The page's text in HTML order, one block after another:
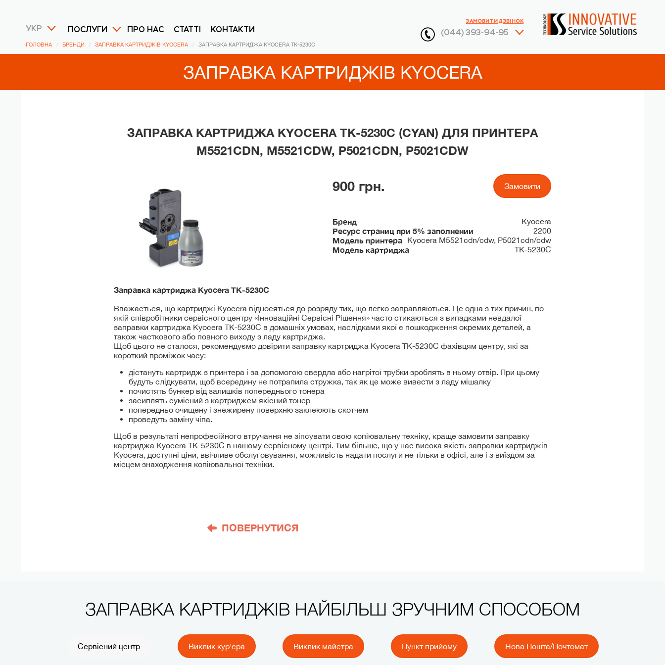
УКР ПОСЛУГИ ПРО НАС СТАТТІ КОНТАКТИ (044) 393-94-95
ЗАМОВИТИ ДЗВІНОК
ГОЛОВНА БРЕНДИ ЗАПРАВКА КАРТРИДЖІВ KYOCERA ЗАПРАВКА КАРТРИДЖА KYOCERA TK-5230C
ЗАПРАВКА КАРТРИДЖІВ KYOCERA
ЗАПРАВКА КАРТРИДЖА KYOCERA TK-5230C (CYAN) ДЛЯ ПРИНТЕРА
M5521CDN, M5521CDW, P5021CDN, P5021CDW
900 грн. Замовити
Бренд Kyocera
Ресурс страниц при 5% заполнении 2200
Модель принтера Kyocera M5521cdn/cdw, P5021cdn/cdw
Модель картриджа TK-5230C
Заправка картриджа Kyocera TK-5230C
Вважається, що картриджі Kyocera відносяться до розряду тих, що легко заправляються. Це одна з тих причин, по
якій співробітники сервісного центру «Інноваційні Сервісні Рішення» часто стикаються з випадками невдалої
заправки картриджа Kyocera TK-5230C в домашніх умовах, наслідками якої є пошкодження окремих деталей, а
також часткового або повного виходу з ладу картриджа.
Щоб цього не сталося, рекомендуємо довірити заправку картриджа Kyocera TK-5230C фахівцям центру, які за
короткий проміжок часу:
дістануть картридж з принтера і за допомогою свердла або нагрітої трубки зроблять в ньому отвір. При цьому
будуть слідкувати, щоб всередину не потрапила стружка, так як це може вивести з ладу мішалку
почистять бункер від залишків попереднього тонера
засиплять сумісний з картриджем якісний тонер
попередньо очищену і знежирену поверхню заклеюють скотчем
проведуть заміну чіпа.
Щоб в результаті непрофесійного втручання не зіпсувати свою копіювальну техніку, краще замовити заправку
картриджа Kyocera TK-5230C в нашому сервісному центрі. Тим більше, що у нас висока якість заправки картриджів
Kyocera, доступні ціни, ввічливе обслуговування, можливість надати послуги не тільки в офісі, але і з виїздом за
місцем знаходження копіювальної техніки.
ПОВЕРНУТИСЯ
ЗАПРАВКА КАРТРИДЖІВ НАЙБІЛЬШ ЗРУЧНИМ СПОСОБОМ
Сервісний центр Виклик кур'єра Виклик майстра Пункт прийому Нова Пошта/Почтомат